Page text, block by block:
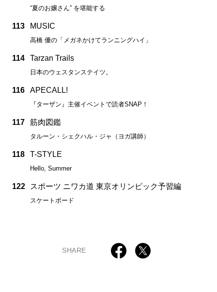
“夏のお嬢さん” を堪能する
113 MUSIC
高橋 優の「メガネかけてランニングハイ」
114 Tarzan Trails
日本のウェスタンステイツ。
116 APECALL!
『ターザン』主催イベントで読者SNAP！
117 筋肉図鑑
タルーン・シェクハル・ジャ（ヨガ講師）
118 T-STYLE
Hello, Summer
122 スポーツ ニワカ道 東京オリンピック予習編
スケートボード
SHARE